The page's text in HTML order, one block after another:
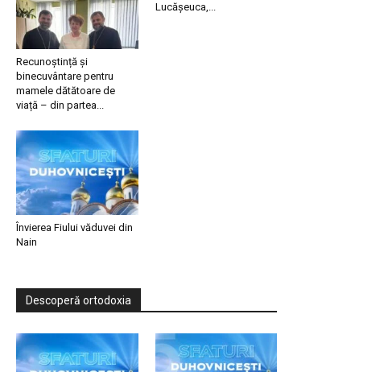
Recunoștință și
binecuvântare pentru
mamele dătătoare de
viață – din partea...
Lucășeuca,...
Învierea Fiului văduvei din
Nain
Descoperă ortodoxia